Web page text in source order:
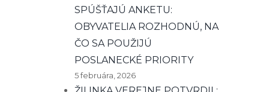
SPÚŠŤAJÚ ANKETU:
OBYVATELIA ROZHODNÚ, NA
ČO SA POUŽIJÚ
POSLANECKÉ PRIORITY
5 februára, 2026